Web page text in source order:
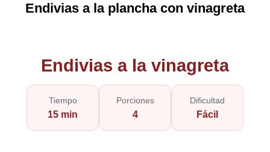
Endivias a la plancha con vinagreta
Endivias a la vinagreta
Tiempo
15 min
Porciones
4
Dificultad
Fácil